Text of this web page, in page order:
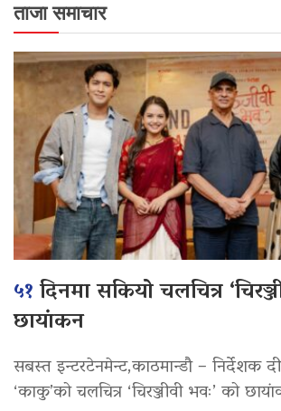
ताजा समाचार
५१दिनमा सकियो चलचित्र
छायांकन
सबस्त इन्टरटेनमेन्ट,काठमान्डौ – निर्देशक
‘काकु’को चलचित्र ‘चिरञ्जीवी भवः’ को